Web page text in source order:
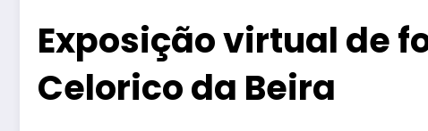
Exposição virtual de
Celorico da Beira